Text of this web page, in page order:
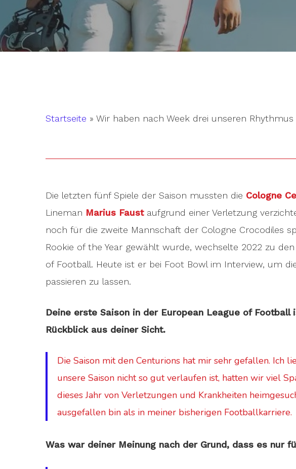
Hit enter to search or ESC to close
Startseite » Wir haben nach Week drei unseren Rhythmus
Die letzten fünf Spiele der Saison mussten die Cologne
Lineman Marius Faustaufgrund einer Verletzung
noch für die zweite Mannschaft der Cologne Crocodiles
Rookie of the Year gewählt wurde, wechselte 2022 zu
of Football. Heute ist er bei Foot Bowl im Interview, um
passieren zu lassen.
Deine erste Saison in der European League of Football
Rückblick aus deiner Sicht.
Die Saison mit den Centurions hat mir sehr gefallen. Ich
unsere Saison nicht so gut verlaufen ist, hatten wir viel
dieses Jahr von Verletzungen und Krankheiten
ausgefallen bin als in meiner bisherigen Footballkarriere.
Was war deiner Meinung nach der Grund, dass es nur